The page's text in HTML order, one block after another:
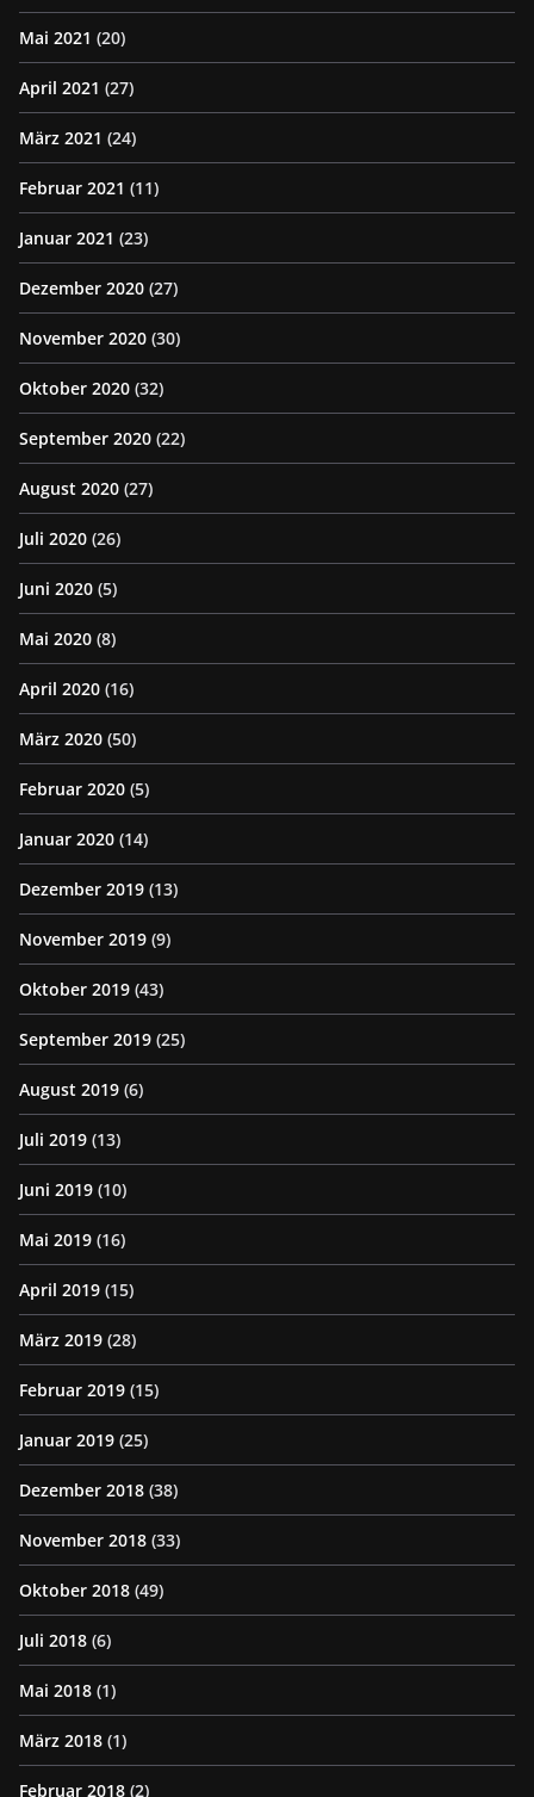
Mai 2021 (20)
April 2021 (27)
März 2021 (24)
Februar 2021 (11)
Januar 2021 (23)
Dezember 2020 (27)
November 2020 (30)
Oktober 2020 (32)
September 2020 (22)
August 2020 (27)
Juli 2020 (26)
Juni 2020 (5)
Mai 2020 (8)
April 2020 (16)
März 2020 (50)
Februar 2020 (5)
Januar 2020 (14)
Dezember 2019 (13)
November 2019 (9)
Oktober 2019 (43)
September 2019 (25)
August 2019 (6)
Juli 2019 (13)
Juni 2019 (10)
Mai 2019 (16)
April 2019 (15)
März 2019 (28)
Februar 2019 (15)
Januar 2019 (25)
Dezember 2018 (38)
November 2018 (33)
Oktober 2018 (49)
Juli 2018 (6)
Mai 2018 (1)
März 2018 (1)
Februar 2018 (2)